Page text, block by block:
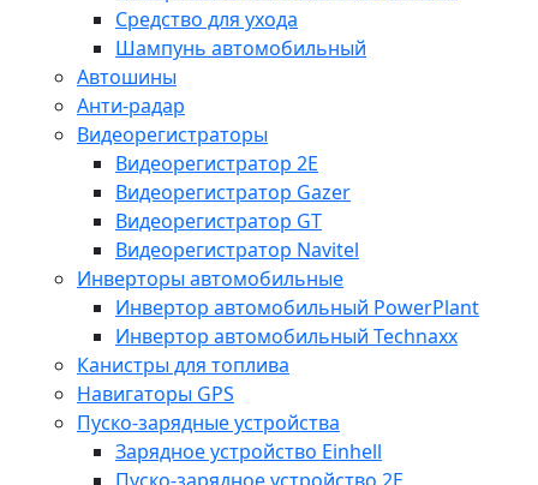
Средство для ухода
Шампунь автомобильный
Автошины
Анти-радар
Видеорегистраторы
Видеорегистратор 2E
Видеорегистратор Gazer
Видеорегистратор GT
Видеорегистратор Navitel
Инверторы автомобильные
Инвертор автомобильный PowerPlant
Инвертор автомобильный Technaxx
Канистры для топлива
Навигаторы GPS
Пуско-зарядные устройства
Зарядное устройство Einhell